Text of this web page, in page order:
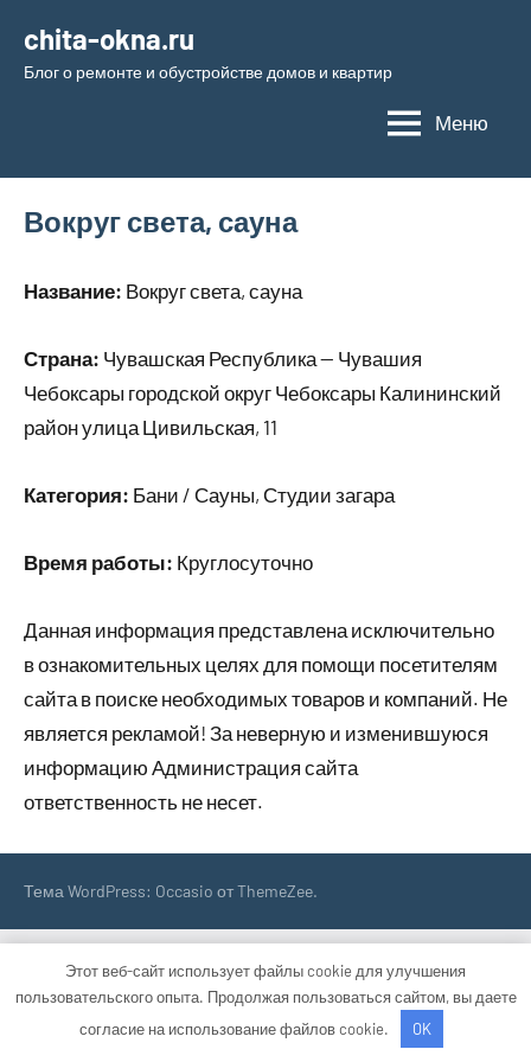
содержимому
chita-okna.ru
Блог о ремонте и обустройстве домов и квартир
Меню
Вокруг света, сауна
Название: Вокруг света, сауна
Страна: Чувашская Республика — Чувашия
Чебоксары городской округ Чебоксары Калининский
район улица Цивильская, 11
Категория: Бани / Сауны, Студии загара
Время работы: Круглосуточно
Данная информация представлена исключительно
в ознакомительных целях для помощи посетителям
сайта в поиске необходимых товаров и компаний. Не
является рекламой! За неверную и изменившуюся
информацию Администрация сайта
ответственность не несет.
Тема WordPress: Occasio от ThemeZee.
Этот веб-сайт использует файлы cookie для улучшения
пользовательского опыта. Продолжая пользоваться сайтом, вы даете
согласие на использование файлов cookie.
OK